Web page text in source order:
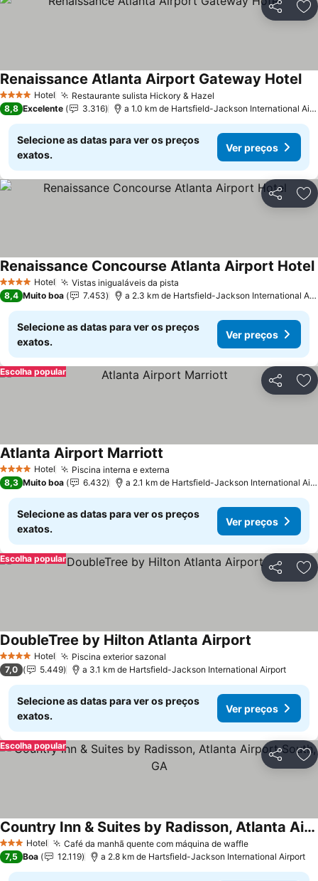
Partilhar
4 EstrelasHotel Restaurante sulista Hickory & Hazel
Renaissance Atlanta Airport Gateway Hotel
8,8 Excelente 3.316 a 1.0 km de Hartsfield-Jackson International Airport
Selecione as datas para ver os preços
exatos.
Ver preços
Partilhar
4 EstrelasHotel Vistas inigualáveis da pista
Renaissance Concourse Atlanta Airport Hotel
8,4 Muito boa 7.453 a 2.3 km de Hartsfield-Jackson International Airport
Selecione as datas para ver os preços
exatos.
Ver preços
Partilhar
Escolha popular
4 EstrelasHotel Piscina interna e externa
Atlanta Airport Marriott
8,3 Muito boa 6.432 a 2.1 km de Hartsfield-Jackson International Airport
Selecione as datas para ver os preços
exatos.
Ver preços
Partilhar
Escolha popular
4 EstrelasHotel Piscina exterior sazonal
DoubleTree by Hilton Atlanta Airport
7,0 5.449 a 3.1 km de Hartsfield-Jackson International Airport
Selecione as datas para ver os preços
exatos.
Ver preços
Partilhar
Escolha popular
3 EstrelasHotel Café da manhã quente com máquina de waffle
Country Inn & Suites by Radisson, Atlanta Airport South, GA
7,5 Boa 12.119 a 2.8 km de Hartsfield-Jackson International Airport